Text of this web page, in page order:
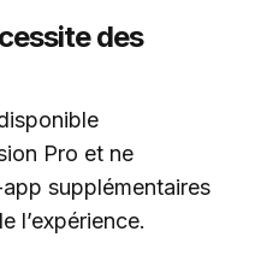
des
Pro et ne
supplémentaires
l’expérience.